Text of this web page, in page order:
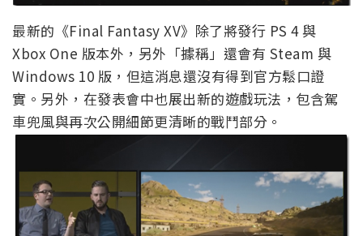
最新的《Final Fantasy XV》除了將發行 PS 4 與
Xbox One 版本外，另外「據稱」還會有 Steam 與
Windows 10 版，但這消息還沒有得到官方鬆口證
實。另外，在發表會中也展出新的遊戲玩法，包含駕
車兜風與再次公開細節更清晰的戰鬥部分。